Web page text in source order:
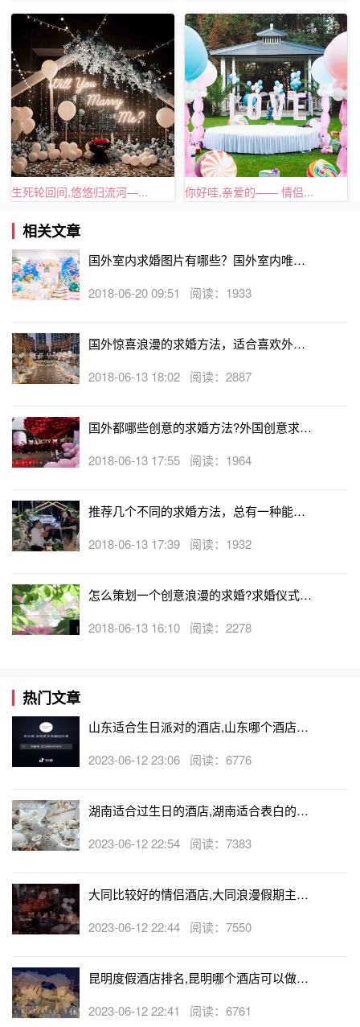
生死轮回间,悠悠归流河—... 你好哇,亲爱的—— 情侣...
相关文章
国外室内求婚图片有哪些？国外室内唯美
2018-06-20 09:51 阅读：1933
国外惊喜浪漫的求婚方法，适合喜欢外国
2018-06-13 18:02 阅读：2887
国外都哪些创意的求婚方法?外国创意求婚
2018-06-13 17:55 阅读：1964
推荐几个不同的求婚方法，总有一种能打
2018-06-13 17:39 阅读：1932
怎么策划一个创意浪漫的求婚?求婚仪式美
2018-06-13 16:10 阅读：2278
热门文章
山东适合生日派对的酒店,山东哪个酒店有
2023-06-12 23:06 阅读：6776
湖南适合过生日的酒店,湖南适合表白的酒
2023-06-12 22:54 阅读：7383
大同比较好的情侣酒店,大同浪漫假期主题
2023-06-12 22:44 阅读：7550
昆明度假酒店排名,昆明哪个酒店可以做求
2023-06-12 22:41 阅读：6761